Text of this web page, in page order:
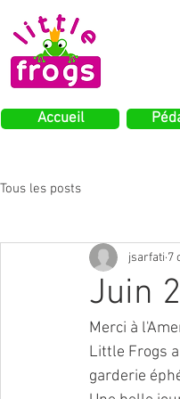
Accueil
Tous les posts
Juin
jsarfati 7
Merci à
Little Frogs
garderie